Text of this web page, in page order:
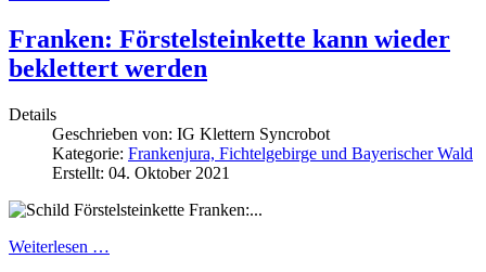
Franken: Förstelsteinkette kann wieder
beklettert werden
Details
Geschrieben von: IG Klettern Syncrobot
Kategorie: Frankenjura, Fichtelgebirge und Bayerischer Wald
Erstellt: 04. Oktober 2021
Franken:...
Weiterlesen …